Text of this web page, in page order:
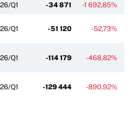
Q1 -34 871 -1 692,85%
Q1 -51 120 -52,73%
Q1 -114 179 -468,82%
Q1 -129 444 -890,92%